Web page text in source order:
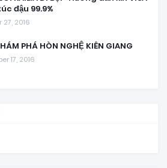
đậu 99.9%
27, 2016
PHÁ HÒN NGHỆ KIÊN GIANG
17, 2016